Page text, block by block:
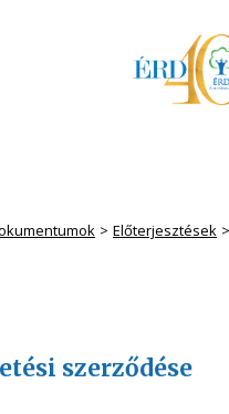
Előterjesztések
szerződése